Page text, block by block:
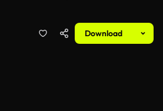
Download